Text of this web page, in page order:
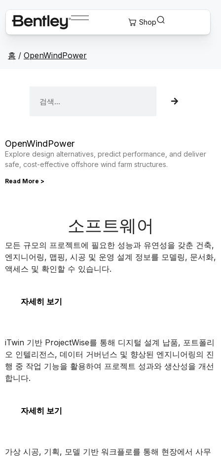
홈 / OpenWindPower
OpenWindPower
Explore design alternatives, predict performance, and deliver
safe, cost-effective offshore wind farm structures.
Read More >
소프트웨어
MicroStation
모든 규모의 프로젝트에 필요한 성능과 유연성을 갖춘 건축,
엔지니어링, 맵핑, 시공 및 운영 설계 정보를 모델링, 문서화,
액세스 및 확인할 수 있습니다.
자세히 보기
ProjectWise
iTwin 기반 ProjectWise를 통해 디지털 설계 납품, 포트폴리
오 인텔리전스, 데이터 거버넌스 및 향상된 엔지니어링의 진
행 중 작업 기능을 활용하여 프로젝트 성과와 생산성을 개선
합니다.
자세히 보기
가상 시공, 기획, 모델 기반 워크플로를 통해 현장에서 사무